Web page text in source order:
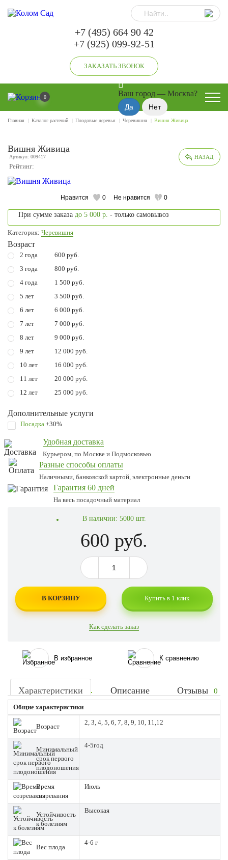
+7 (495) 664 90 42
+7 (925) 099-92-51
ЗАКАЗАТЬ ЗВОНОК
0 Ваш город — Москва?
Главная Каталог растений Плодовые деревья Черевишня Вишня Живица
Вишня Живица
Артикул: 009417
Рейтинг:
НАЗАД
Нравится 0 Не нравится 0
При сумме заказа до 5 000 р. - только самовывоз
Категория: Черевишня
Возраст
2 года
600 руб.
3 года
800 руб.
4 года
1 500 руб.
5 лет
3 500 руб.
6 лет
6 000 руб.
7 лет
7 000 руб.
8 лет
9 000 руб.
9 лет
12 000 руб.
10 лет
16 000 руб.
11 лет
20 000 руб.
12 лет
25 000 руб.
Дополнительные услуги
Посадка +30%
Удобная доставка
Курьером, по Москве и Подмосковью
Разные способы оплаты
Наличными, банковской картой, электронные деньги
Гарантия 60 дней
На весь посадочный материал
В наличии: 5000 шт.
600 руб.
В КОРЗИНУ Купить в 1 клик
Как сделать заказ
В избранное К сравнению
Характеристики Описание Отзывы 0
Общие характеристики
Возраст
2, 3, 4, 5, 6, 7, 8, 9, 10, 11,12
Минимальный
срок первого
плодоношения
4-5год
Время
созревания
Июль
Устойчивость
к болезням
Высокая
Вес плода
4-6 г